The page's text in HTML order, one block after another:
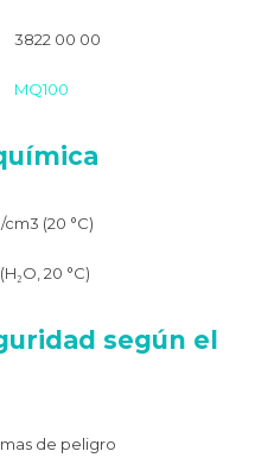
3822 00 00
MQ100
cm3 (20 °C)
20 °C)
según el